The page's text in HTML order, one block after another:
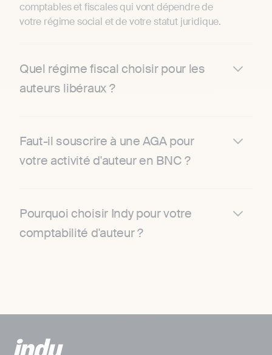
comptables et fiscales qui vont dépendre de
votre régime social et de votre statut juridique.
Quel régime fiscal choisir pour les
auteurs libéraux ?
Faut-il souscrire à une AGA pour
votre activité d'auteur en BNC ?
Pourquoi choisir Indy pour votre
comptabilité d'auteur ?